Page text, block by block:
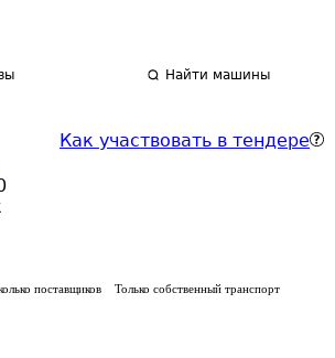
Найти машины
Как участвовать в тендере
поставщиков Только собственный транспорт